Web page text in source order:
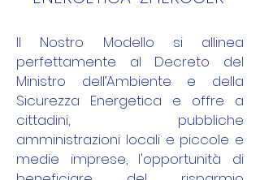
Il Nostro Modello si allinea
perfettamente al Decreto del
Ministro dell’Ambiente e della
Sicurezza Energetica e offre a
cittadini, pubbliche
amministrazioni locali e piccole e
medie imprese, l'opportunità di